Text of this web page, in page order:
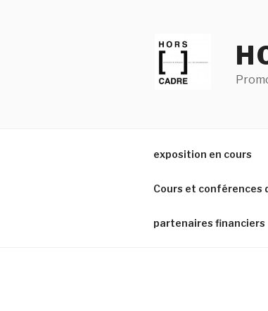
exposition en cours
Cours et conférences
partenaires financiers